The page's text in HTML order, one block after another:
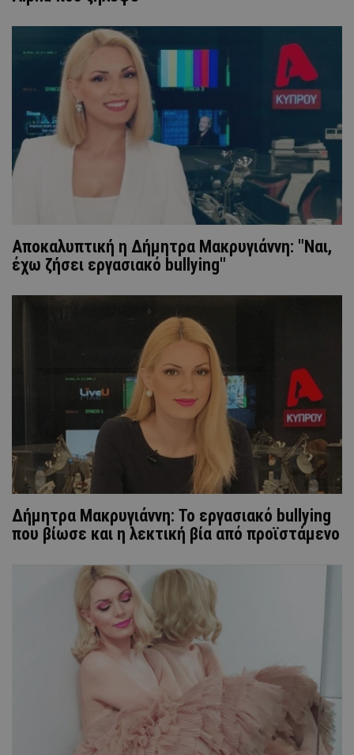
Αποκαλυπτική η Δήμητρα Μακρυγιάννη: "Ναι,
έχω ζήσει εργασιακό bullying"
Δήμητρα Μακρυγιάννη: Το εργασιακό bullying
που βίωσε και η λεκτική βία από προϊστάμενο